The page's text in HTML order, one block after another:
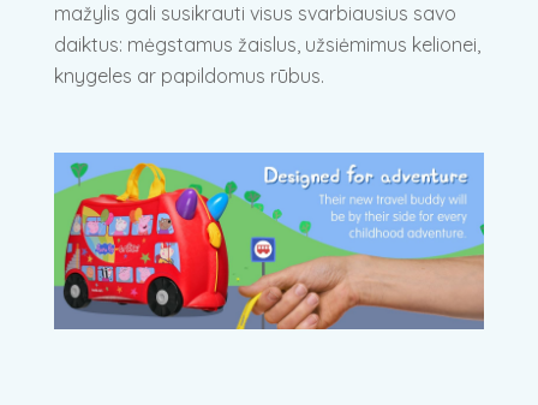
mažylis gali susikrauti visus svarbiausius savo
daiktus: mėgstamus žaislus, užsiėmimus kelionei,
knygeles ar papildomus rūbus.